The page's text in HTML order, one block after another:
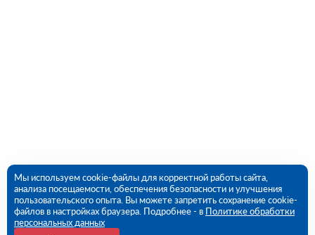
Мы используем cookie-файлы для корректной работы сайта,
анализа посещаемости, обеспечения безопасности и улучшения
пользовательского опыта. Вы можете запретить сохранение cookie-
файлов в настройках браузера. Подробнее - в Политике обработки
персональных данных